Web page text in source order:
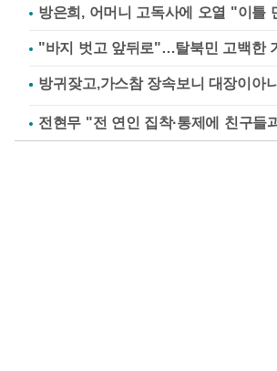
방은희, 어머니 고독사에 오열 "이틀
"바지 벗고 앞뒤로"…탈북민 고백한
전현무 "전 연인 집착·통제에 친구들